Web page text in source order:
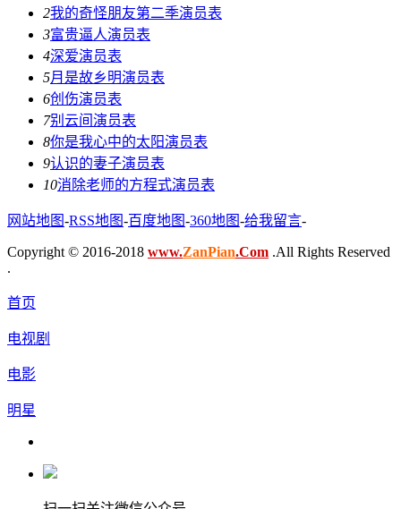
2我的奇怪朋友第二季演员表
3富贵逼人演员表
4深爱演员表
5月是故乡明演员表
6创伤演员表
7别云间演员表
8你是我心中的太阳演员表
9认识的妻子演员表
10消除老师的方程式演员表
网站地图-RSS地图-百度地图-360地图-给我留言-
Copyright © 2016-2018 www.ZanPian.Com .All Rights Reserved
.
首页
电视剧
电影
明星